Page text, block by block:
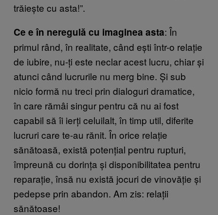
trăiește cu asta!”.
Ce e în neregulă cu imaginea asta: În
primul rând, în realitate, când ești într-o relație
de iubire, nu-ți este neclar acest lucru, chiar și
atunci când lucrurile nu merg bine. Și sub
nicio formă nu treci prin dialoguri dramatice,
în care rămâi singur pentru că nu ai fost
capabil să îi ierți celuilalt, în timp util, diferite
lucruri care te-au rănit. În orice relație
sănătoasă, există potențial pentru rupturi,
împreună cu dorința și disponibilitatea pentru
reparație, însă nu există jocuri de vinovăție și
pedepse prin abandon. Am zis: relații
sănătoase!